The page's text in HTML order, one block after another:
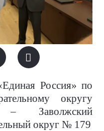
Россия» по
округу
– Заволжский
округ № 179